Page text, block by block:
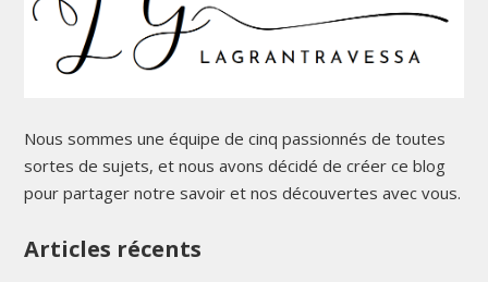
Nous sommes une équipe de cinq passionnés de toutes
sortes de sujets, et nous avons décidé de créer ce blog
pour partager notre savoir et nos découvertes avec vous.
Articles récents